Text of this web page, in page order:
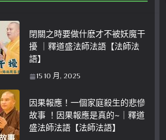
閉關之時要做什麽才不被妖魔干
擾 ｜釋道盛法師法語【法師法
語】
15 10 月, 2025
因果報應！一個家庭殺生的悲慘
故事 ！因果報應是真的~｜釋道
盛法師法語【法師法語】